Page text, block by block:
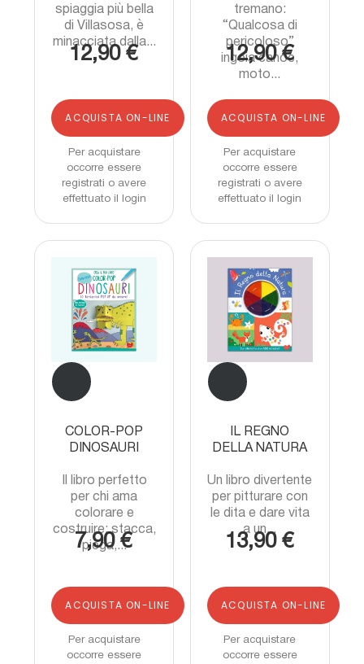
spiaggia più bella
di Villasosa, è
minacciata dalla...
12,90 €
ACQUISTA ON-LINE
Per acquistare
occorre essere
registrati o avere
effettuato il login
tremano:
“Qualcosa di
pericoloso”
ingoia canoe,
moto...
12,90 €
ACQUISTA ON-LINE
Per acquistare
occorre essere
registrati o avere
effettuato il login
COLOR-POP
DINOSAURI
Il libro perfetto
per chi ama
colorare e
costruire: stacca,
piega,...
7,90 €
ACQUISTA ON-LINE
Per acquistare
occorre essere
IL REGNO
DELLA NATURA
Un libro divertente
per pitturare con
le dita e dare vita
a un...
13,90 €
ACQUISTA ON-LINE
Per acquistare
occorre essere